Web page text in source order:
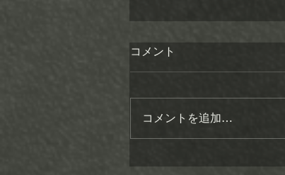
コメント
コメントを追加…